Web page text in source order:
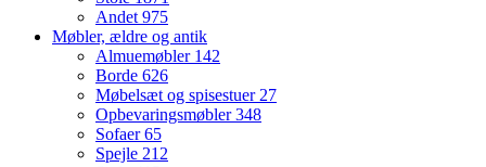
Andet975
Møbler, ældre og antik
Almuemøbler 142
Borde 626
Møbelsæt og spisestuer27
Opbevaringsmøbler348
Sofaer65
Spejle 212